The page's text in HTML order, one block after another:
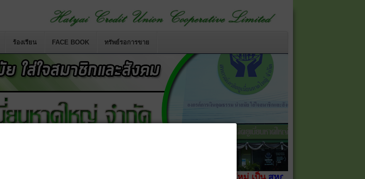
ร้องเรียน FACE BOOK ทรัพย์รอการขาย